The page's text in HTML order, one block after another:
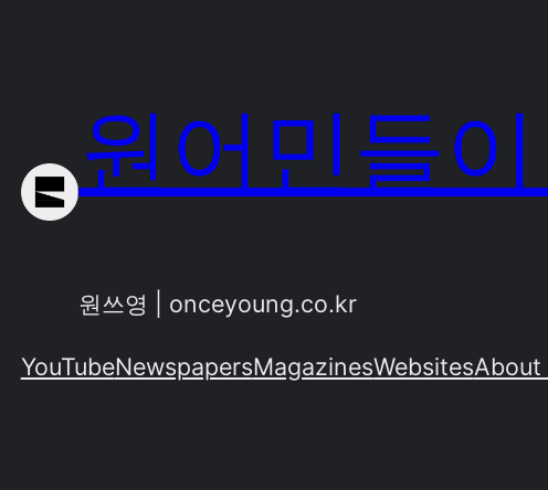
원어민들
원쓰영 | onceyoung.co.kr
YouTubeNewspapersMagazinesWebsitesAbout